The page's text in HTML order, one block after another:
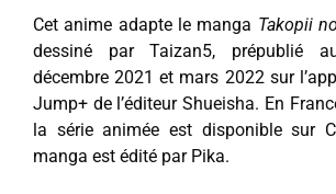
Cet anime adapte le manga Takopii
dessiné par Taizan5, prépublié
décembre 2021 et mars 2022 sur
Jump+ de l’éditeur Shueisha. En
la série animée est disponible sur
manga est édité par Pika.